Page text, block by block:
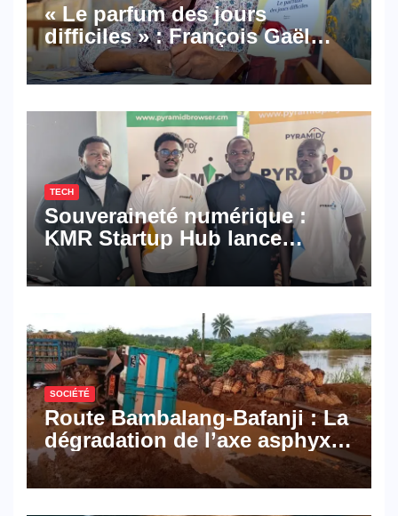
« Le parfum des jours
difficiles » : François Gaël
Mbala signe un premier
roman porté par la résilience
TECH
Souveraineté numérique :
KMR Startup Hub lance
Pyramid Browser et Pyramid
Mail, deux solutions
Cameroon
SOCIÉTÉ
Route Bambalang-Bafanji : La
dégradation de l’axe asphyxie
les activités économiques